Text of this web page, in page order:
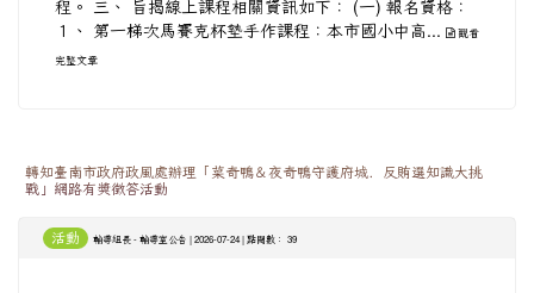
程。 三、 旨揭線上課程相關資訊如下： (一) 報名資格：
１、 第一梯次馬賽克杯墊手作課程：本市國小中高...
觀看
完整文章
轉知臺南市政府政風處辦理「菜奇鴨＆夜奇鴨守護府城．反賄選知識大挑
戰」網路有獎徵答活動
活動 輔導組長 - 輔導室公告 | 2026-07-24 | 點閱數： 39